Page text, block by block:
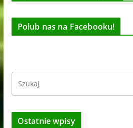
Polub nas na Facebooku!
Ostatnie wpisy